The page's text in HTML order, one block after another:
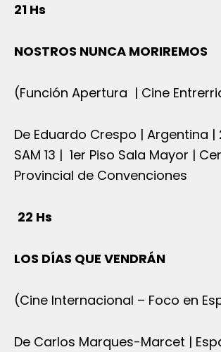
21 Hs
NOSTROS NUNCA MORIREMOS
(Función Apertura | Cine
De Eduardo Crespo | Argentina |
SAM 13 | 1er Piso Sala Mayor |
Provincial de Convenciones
22 Hs
LOS DÍAS QUE VENDRÁN
(Cine Internacional – Foco en
De Carlos Marques-Marcet |